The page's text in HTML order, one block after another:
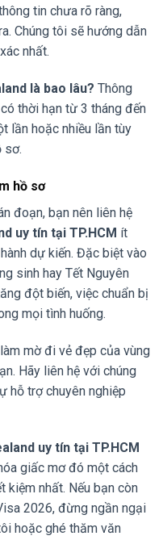
tin chưa rõ ràng,
Chúng tôi sẽ hướng dẫn
nhất.
là bao lâu? Thông
thời hạn từ 3 tháng đến
lần hoặc nhiều lần tùy
sơ.
hồ sơ
đoạn, bạn nên liên hệ
uy tín tại TP.HCM ít
dự kiến. Đặc biệt vào
sinh hay Tết Nguyên
đột biến, việc chuẩn bị
mọi tình huống.
mờ đi vẻ đẹp của vùng
Hãy liên hệ với chúng
hỗ trợ chuyên nghiệp
uy tín tại TP.HCM
giấc mơ đó một cách
kiệm nhất. Nếu bạn còn
2026, đừng ngần ngại
hoặc ghé thăm văn